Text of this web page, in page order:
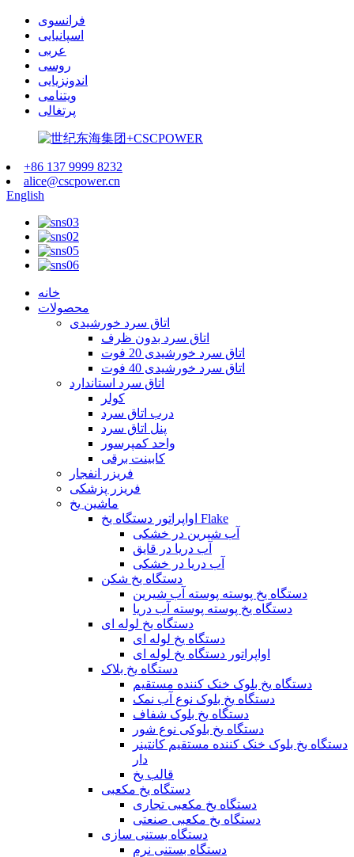
فرانسوی
اسپانیایی
عربی
روسی
اندونزیایی
ویتنامی
پرتغالی
+86 137 9999 8232
alice@cscpower.cn
English
خانه
محصولات
اتاق سرد خورشیدی
اتاق سرد بدون ظرف
اتاق سرد خورشیدی 20 فوت
اتاق سرد خورشیدی 40 فوت
اتاق سرد استاندارد
کولر
درب اتاق سرد
پنل اتاق سرد
واحد کمپرسور
کابینت برقی
فریزر انفجار
فریزر پزشکی
ماشین یخ
اواپراتور دستگاه یخ Flake
آب شیرین در خشکی
آب دریا در قایق
آب دریا در خشکی
دستگاه یخ شکن
دستگاه یخ پوسته پوسته آب شیرین
دستگاه یخ پوسته پوسته آب دریا
دستگاه یخ لوله ای
دستگاه یخ لوله ای
اواپراتور دستگاه یخ لوله ای
دستگاه یخ بلاک
دستگاه یخ بلوک خنک کننده مستقیم
دستگاه یخ بلوک نوع آب نمک
دستگاه یخ بلوک شفاف
دستگاه یخ بلوکی نوع شور
دستگاه یخ بلوک خنک کننده مستقیم کانتینر
دار
قالب یخ
دستگاه یخ مکعبی
دستگاه یخ مکعبی تجاری
دستگاه یخ مکعبی صنعتی
دستگاه بستنی سازی
دستگاه بستنی نرم